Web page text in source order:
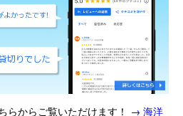
らからご覧いただけます！ → 海洋